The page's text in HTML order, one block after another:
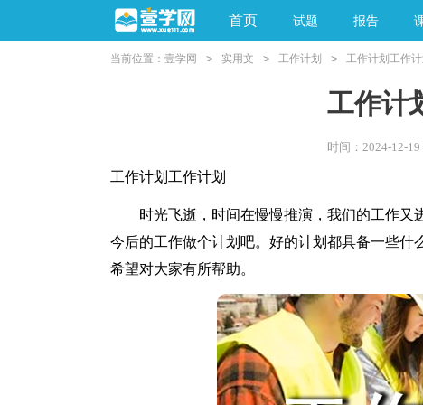
首页 试题 报告
阅读理解 亲子教育
当前位置： 壹学网 > 实用文 > 工作计划 > 工作计划工作计
工作计
时间：2024-12-
工作计划工作计划
时光飞逝，时间在慢慢推演，我们的工作又
今后的工作做个计划吧。好的计划都具备一些什
希望对大家有所帮助。